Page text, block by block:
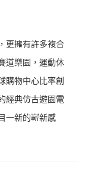
更擁有許多複合
道樂園，運動休
購物中心比率創
經典仿古遊園電
一新的嶄新感